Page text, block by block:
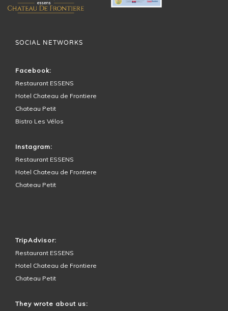
SOCIAL NETWORKS
Facebook:
Restaurant ESSENS
Hotel Chateau de Frontiere
Chateau Petit
Bistro Les Vélos
Instagram:
Restaurant ESSENS
Hotel Chateau de Frontiere
Chateau Petit
TripAdvisor:
Restaurant ESSENS
Hotel Chateau de Frontiere
Chateau Petit
They wrote about us: